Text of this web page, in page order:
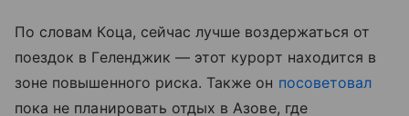
По словам Коца, сейчас лучше воздержаться от
поездок в Геленджик — этот курорт находится в
зоне повышенного риска. Также он посоветовал
пока не планировать отдых в Азове, где